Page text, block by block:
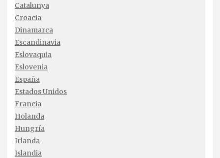
Catalunya
Croacia
Dinamarca
Escandinavia
Eslovaquia
Eslovenia
España
Estados Unidos
Francia
Holanda
Hungría
Irlanda
Islandia